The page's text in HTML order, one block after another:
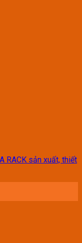
RACK sản xuất, thiết